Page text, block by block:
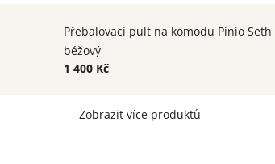
Přebalovací pult na komodu Pinio Seth
béžový
1 400 Kč
Zobrazit více produktů